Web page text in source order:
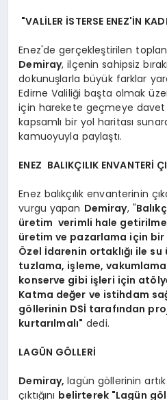
"VALİLER İSTERSE ENEZ'İN
Enez'de gerçekleştirilen
Demiray, ilçenin sahipsiz
dokunuşlarla büyük farklar
Edirne Valiliği başta olmak
için harekete geçmeye
kapsamlı bir yol haritası
kamuoyuyla paylaştı.
ENEZ BALIKÇILIK ENVANTERİ
Enez balıkçılık envanterinin
vurgu yapan Demiray, "
üretim verimli hale
üretim ve pazarlama için bir
Özel İdarenin ortaklığı ile
tuzlama, işleme,
konserve gibi işleri için
Katma değer ve istihdam
göllerinin DSİ tarafından
kurtarılmalı" dedi.
LAGÜN GÖLLERİ
Demiray,lagün göllerinin
çıktığını belirterek "Lagün